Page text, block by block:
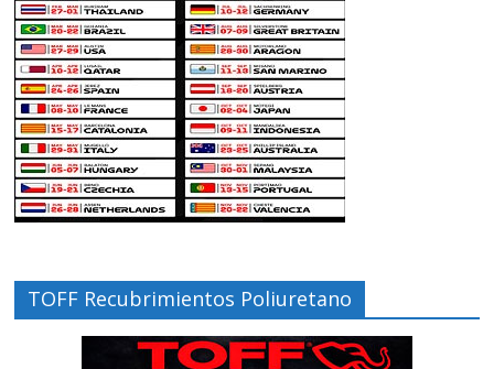
TOFF Recubrimientos Poliuretano